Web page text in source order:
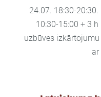
24.07. 18:30-20:30.
10:30-15:00 + 3
uzbūves
ar